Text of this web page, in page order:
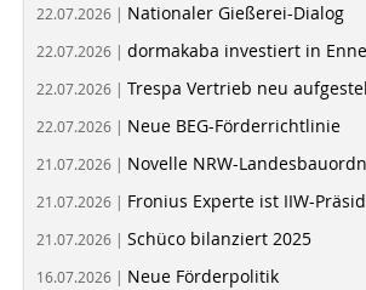
22.07.2026 | Nationaler Gießerei-Dialog
22.07.2026 | dormakaba investiert in
22.07.2026 | Trespa Vertrieb neu
22.07.2026 | Neue BEG-Förderrichtlinie
21.07.2026 | Novelle NRW-
21.07.2026 | Fronius Experte ist IIW-
21.07.2026 | Schüco bilanziert 2025
16.07.2026 | Neue Förderpolitik